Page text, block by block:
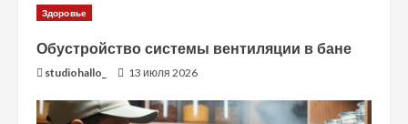
Здоровье
Обустройство системы вентиляции в бане
studiohallo_ 13 июля 2026